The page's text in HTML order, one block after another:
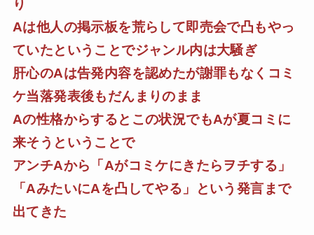
り
Aは他人の掲示板を荒らして即売会で凸もやっ
ていたということでジャンル内は大騒ぎ
肝心のAは告発内容を認めたが謝罪もなくコミ
ケ当落発表後もだんまりのまま
Aの性格からするとこの状況でもAが夏コミに
来そうということで
アンチAから「Aがコミケにきたらヲチする」
「AみたいにAを凸してやる」という発言まで
出てきた